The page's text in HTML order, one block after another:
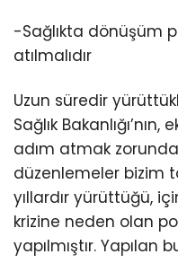
-Sağlıkta dönüşüm
atılmalıdır
Uzun süredir
Sağlık
adım atmak
düzenlemeler bizim
yıllardır yürüttüğü,
krizine neden olan
yapılmıştır. Yapılan